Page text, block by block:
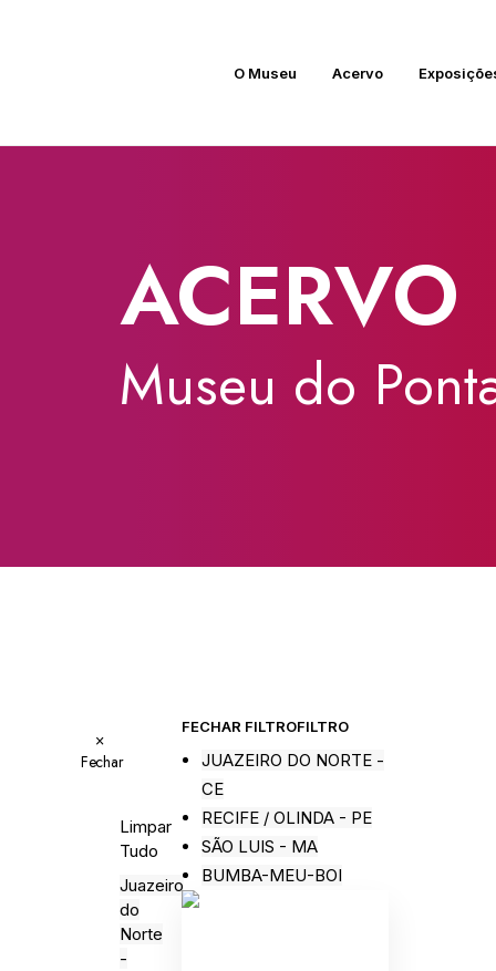
O Museu Acervo
ACERVO
Museu do
×
Fechar
Limpar
Tudo
Juazeiro
do
Norte
-
FECHAR FILTROFILTRO
JUAZEIRO DO NORTE -
CE
RECIFE / OLINDA - PE
SÃO LUIS - MA
BUMBA-MEU-BOI